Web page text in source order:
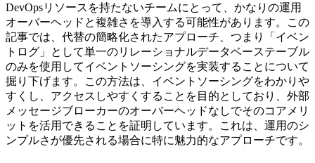
DevOpsリソースを持たないチームにとって、かなりの運用
オーバーヘッドと複雑さを導入する可能性があります。この
記事では、代替の簡略化されたアプローチ、つまり「イベン
トログ」として単一のリレーショナルデータベーステーブル
のみを使用してイベントソーシングを実装することについて
掘り下げます。この方法は、イベントソーシングをわかりや
すくし、アクセスしやすくすることを目的としており、外部
メッセージブローカーのオーバーヘッドなしでそのコアメリ
ットを活用できることを証明しています。これは、運用のシ
ンプルさが優先される場合に特に魅力的なアプローチです。